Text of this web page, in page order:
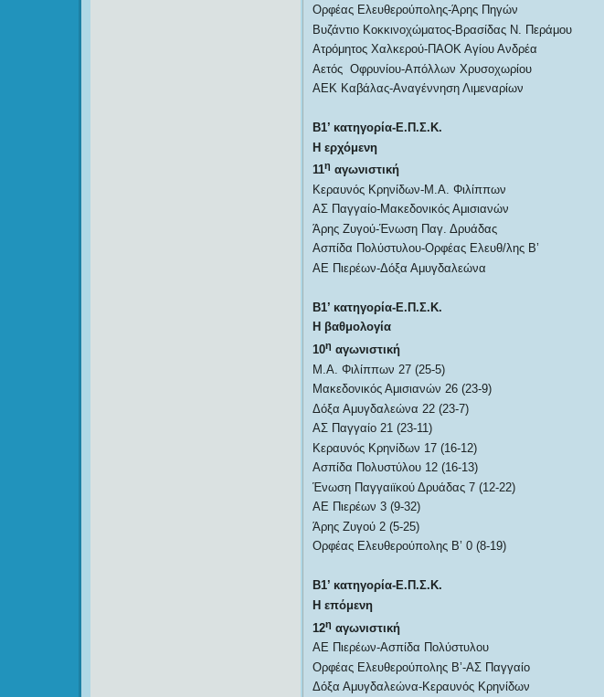
Ορφέας Ελευθερούπολης-Άρης Πηγών
Βυζάντιο Κοκκινοχώματος-Βρασίδας Ν. Περάμου
Ατρόμητος Χαλκερού-ΠΑΟΚ Αγίου Ανδρέα
Αετός Οφρυνίου-Απόλλων Χρυσοχωρίου
ΑΕΚ Καβάλας-Αναγέννηση Λιμεναρίων
Β1’ κατηγορία-Ε.Π.Σ.Κ.
Η ερχόμενη
11η αγωνιστική
Κεραυνός Κρηνίδων-Μ.Α. Φιλίππων
ΑΣ Παγγαίο-Μακεδονικός Αμισιανών
Άρης Ζυγού-Ένωση Παγ. Δρυάδας
Ασπίδα Πολύστυλου-Ορφέας Ελευθ/λης Β’
ΑΕ Πιερέων-Δόξα Αμυγδαλεώνα
Β1’ κατηγορία-Ε.Π.Σ.Κ.
Η βαθμολογία
10η αγωνιστική
Μ.Α. Φιλίππων 27 (25-5)
Μακεδονικός Αμισιανών 26 (23-9)
Δόξα Αμυγδαλεώνα 22 (23-7)
ΑΣ Παγγαίο 21 (23-11)
Κεραυνός Κρηνίδων 17 (16-12)
Ασπίδα Πολυστύλου 12 (16-13)
Ένωση Παγγαιϊκού Δρυάδας 7 (12-22)
ΑΕ Πιερέων 3 (9-32)
Άρης Ζυγού 2 (5-25)
Ορφέας Ελευθερούπολης Β’ 0 (8-19)
Β1’ κατηγορία-Ε.Π.Σ.Κ.
Η επόμενη
12η αγωνιστική
ΑΕ Πιερέων-Ασπίδα Πολύστυλου
Ορφέας Ελευθερούπολης Β’-ΑΣ Παγγαίο
Δόξα Αμυγδαλεώνα-Κεραυνός Κρηνίδων